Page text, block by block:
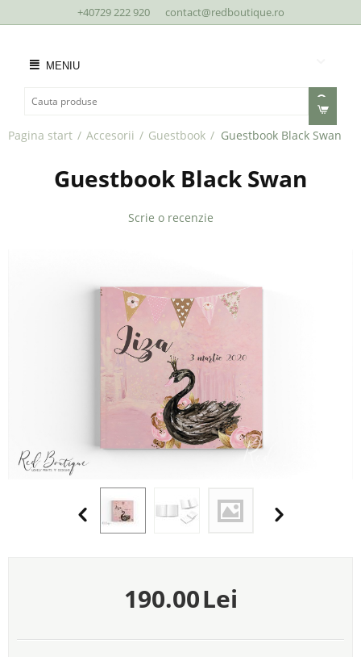
+40729 222 920 contact@redboutique.ro
MENIU
Pagina start / Accesorii / Guestbook / Guestbook Black Swan
Guestbook Black Swan
Scrie o recenzie
190.00Lei